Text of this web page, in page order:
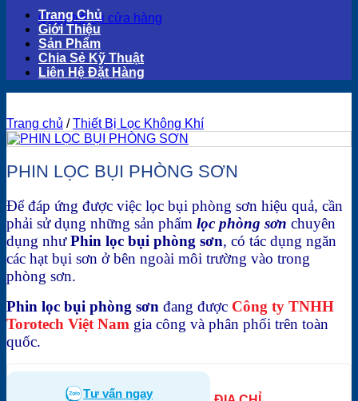
Quay trở lại cửa hàng
Trang Chủ
Giới Thiệu
Sản Phẩm
Chia Sẻ Kỹ Thuật
Liên Hệ Đặt Hàng
Trang chủ / Thiết Bị Lọc Không Khí
PHIN LỌC BỤI PHÒNG SƠN
Để đáp ứng được việc lọc bụi phòng sơn hiệu quả, cần
phải sử dụng những sản phẩm lọc phòng sơn chuyên
dụng nhưPhin lọc bụi phòng sơn, có tác dụng ngăn
các hạt bụi sơn ở bên ngoài môi trường vào trong
phòng sơn.
Phin lọc bụi phòng sơn đang được Công ty TNHH
Torotech Việt Nam gia công và phân phối trên toàn
quốc.
Tư vấn ngay